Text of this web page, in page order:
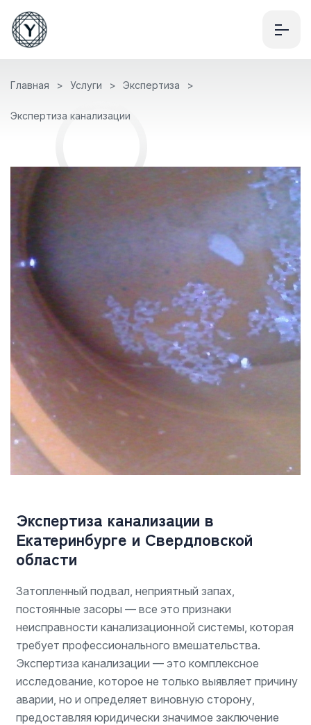
Главная Услуги Экспертиза
Экспертиза канализации
Экспертиза канализации в
Екатеринбурге и Свердловской
области
Затопленный подвал, неприятный запах,
постоянные засоры — все это признаки
неисправности канализационной системы, которая
требует профессионального вмешательства.
Экспертиза канализации — это комплексное
исследование, которое не только выявляет причину
аварии, но и определяет виновную сторону,
предоставляя юридически значимое заключение